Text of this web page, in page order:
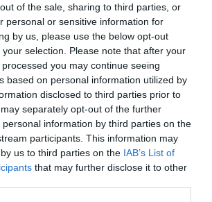
of the sale, sharing to third parties, or
personal or sensitive information for
by us, please use the below opt-out
selection. Please note that after your
you may continue seeing
based on personal information utilized by
disclosed to third parties prior to
separately opt-out of the further
information by third parties on the
participants. This information may
us to third parties on the IAB’s List of
that may further disclose it to other
& FISHING SHOW 2025
2025
φύλακα στα µεγαλύτερα πλεούµενα.
πάει το ψάρεµα µε ηλεκτροκινητήρα
προσφέροντας στο χρήστη και
λειτουργίας. Όπου είναι δυνατοί
της µηχανής, χωρίς να αγγίζουµε καν
από την αυξοµείωση της δύναµης,
αλλάξουµε και την πορεία. Αφού το
έχει όλες τις επιλογές … στα
επιτρέπει το σήκωµα του